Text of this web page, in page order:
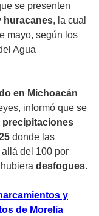
se presenten
huracanes, la cual
mayo, según los
Agua
en Michoacán
informó que se
precipitaciones
donde las
del 100 por
desfogues.
y
de Morelia